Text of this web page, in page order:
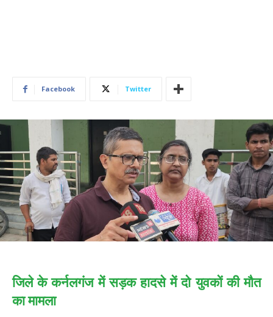
Facebook Twitter
जिले के कर्नलगंज में सड़क हादसे में दो युवकों की मौत
का मामला